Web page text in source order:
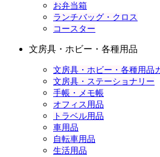
お弁当箱
ランチバッグ・クロス
コースター
文房具・ホビー・各種用品
文房具・ホビー・各種用品
文房具・ステーショナリー
手帳・メモ帳
オフィス用品
トラベル用品
車用品
自転車用品
生活用品